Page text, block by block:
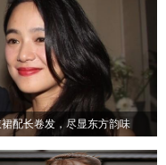
配长卷发，尽显东方韵味